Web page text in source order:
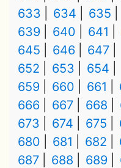
633
634 635
639
640 641
645
646 647
652
653 654
659
660 661
666
667 668
673
674 675
680
681 682
687
688 689